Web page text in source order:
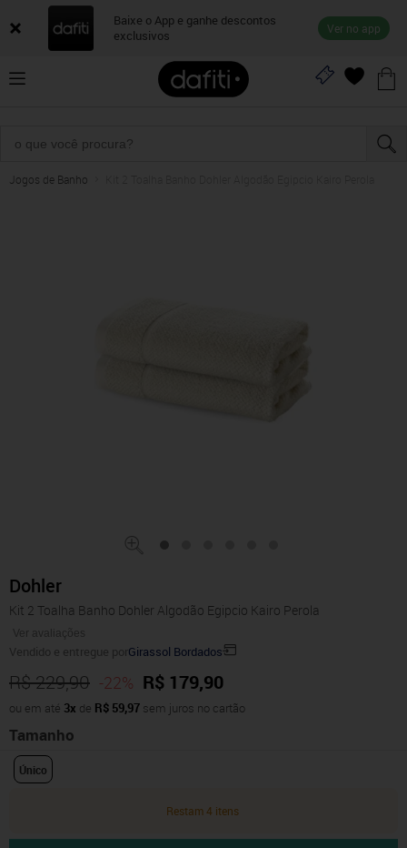
Baixe o App e ganhe descontos
exclusivos
Ver no app
Jogos de Banho
Dohler
Kit 2 Toalha Banho Dohler Algodão Egipcio Kairo Perola
Ver avaliações
Vendido e entregue porGirassol Bordados
R$ 229,90 -22% R$ 179,90
ou em até 3x de R$ 59,97 sem juros no cartão
Tamanho
Único
Restam 4 itens